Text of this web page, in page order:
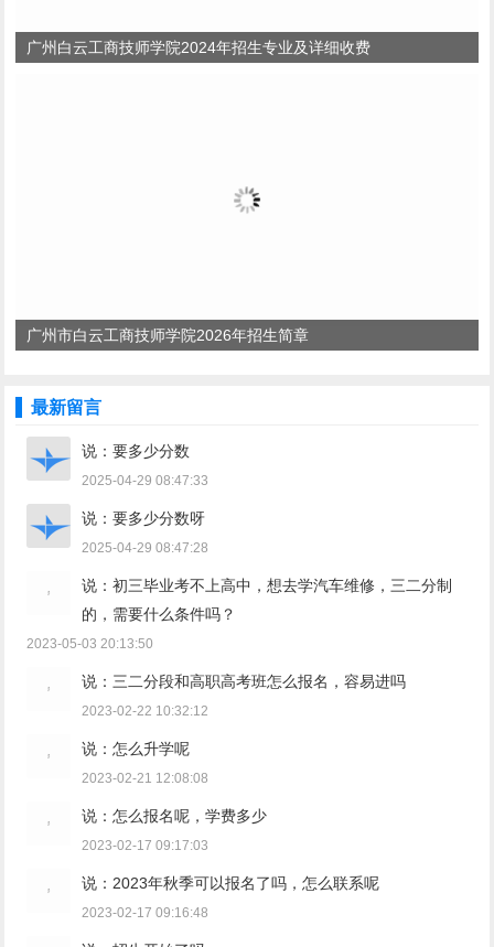
广州白云工商技师学院2024年招生专业及详细收费
广州市白云工商技师学院2026年招生简章
最新留言
说：要多少分数
2025-04-29 08:47:33
说：要多少分数呀
2025-04-29 08:47:28
说：初三毕业考不上高中，想去学汽车维修，三二分制
的，需要什么条件吗？
2023-05-03 20:13:50
说：三二分段和高职高考班怎么报名，容易进吗
2023-02-22 10:32:12
说：怎么升学呢
2023-02-21 12:08:08
说：怎么报名呢，学费多少
2023-02-17 09:17:03
说：2023年秋季可以报名了吗，怎么联系呢
2023-02-17 09:16:48